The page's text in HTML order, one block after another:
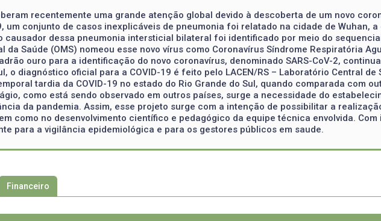
recentemente uma grande atenção global devido à descoberta de um novo
um conjunto de casos inexplicáveis de pneumonia foi relatado na cidade de Wuhan,
causador dessa pneumonia intersticial bilateral foi identificado por meio do
da Saúde (OMS) nomeou esse novo vírus como Coronavírus Síndrome Respiratória
ouro para a identificação do novo coronavírus, denominado SARS-CoV-2,
o diagnóstico oficial para a COVID-19 é feito pelo LACEN/RS – Laboratório Central
tardia da COVID-19 no estado do Rio Grande do Sul, quando comparada com
como está sendo observado em outros países, surge a necessidade do
da pandemia. Assim, esse projeto surge com a intenção de possibilitar a
como no desenvolvimento científico e pedagógico da equipe técnica envolvida.
para a vigilância epidemiológica e para os gestores públicos em saude.
Financeiro